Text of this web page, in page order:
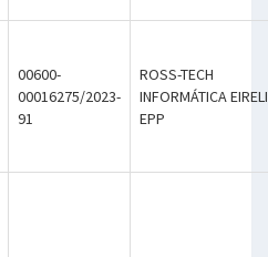
00600-
00016275/2023-
91
ROSS-TECH
INFORMÁTICA
EPP